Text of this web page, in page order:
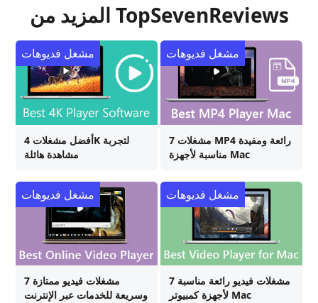
المزيد من TopSevenReviews
أفضل مشغلات 4K لتجربة
مشاهدة هائلة
مشغل فديوهات
7 مشغلات MP4 رائعة ومفيدة
مناسبة لأجهزة Mac
مشغل فديوهات
7 مشغلات فيديو ممتازة
وسريعة للخدمات عبر الإنترنت
مشغل فديوهات
7 مشغلات فيديو رائعة مناسبة
لأجهزة كمبيوتر Mac
مشغل فديوهات